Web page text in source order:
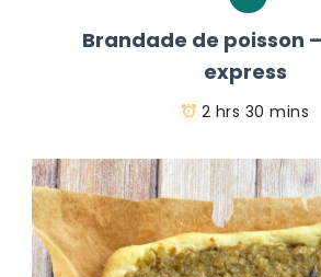
Brandade de poisson
express
2 hrs 30 mins